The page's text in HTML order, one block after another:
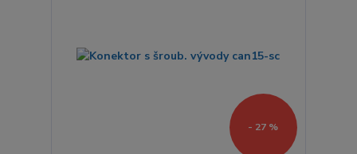
- 27 %